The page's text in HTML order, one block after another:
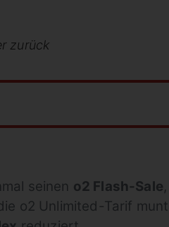
zurück
seinen o2 Flash-Sale
o2 Unlimited-Tarif